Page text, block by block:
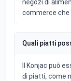
negozi di
commerce
Quali piatti
Il Konjac può
di piatti, come